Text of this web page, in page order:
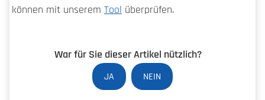
können mit unserem Tool überprüfen.
War für Sie dieser Artikel nützlich?
JA NEIN